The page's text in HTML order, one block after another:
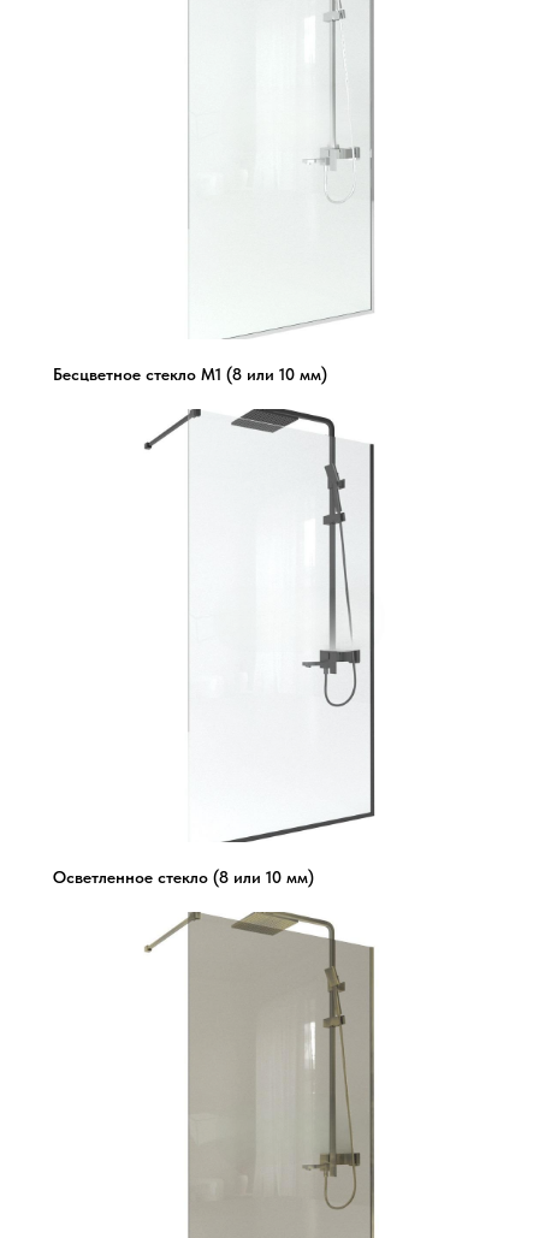
Бесцветное стекло М1 (8 или 10 мм)
Осветленное стекло (8 или 10 мм)